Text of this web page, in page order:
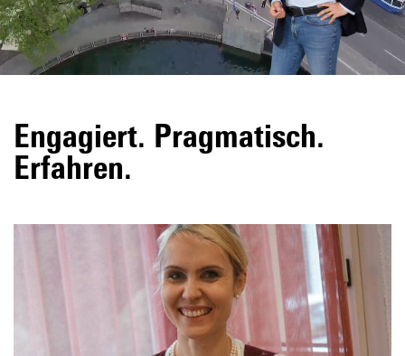
Engagiert. Pragmatisch.
Erfahren.